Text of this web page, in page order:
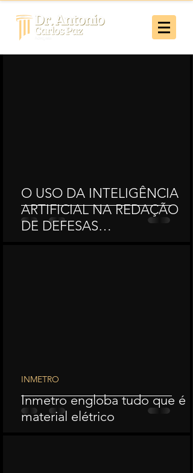
O USO DA INTELIGÊNCIA
ARTIFICIAL NA REDAÇÃO
DE DEFESAS
Inmetro engloba tudo que é
material elétrico
INMETRO